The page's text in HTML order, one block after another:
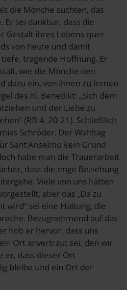
die Mönche suchten, das
Er sei dankbar, dass die
Gestalt ihres Lebens quer
von heute und damit
tragende Hoffnung. Er
wie die Mönche den
dazu ein, von ihnen zu lernen
des hl. Benedikt: „Sich dem
und der Liebe zu
(RB 4, 20-21). Schließlich
Schröder. Der Wahltag
Sant’Anselmo kein Grund
habe man die Trauerarbeit
dass die enge Beziehung
Viele von uns hätten
aber das „Da zu
wird“ sei eine Haltung, die
Bezugnehmend auf das
hob er hervor, dass uns
Ort anvertraut sei, den wir
er, dass dieser Ort
bleibe und ein Ort der